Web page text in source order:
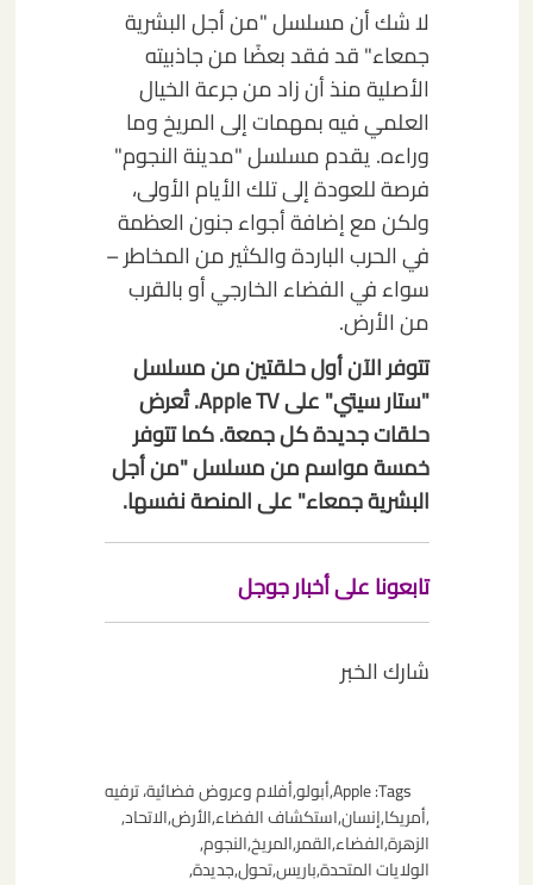
لا شك أن مسلسل "من أجل البشرية
جمعاء" قد فقد بعضًا من جاذبيته
الأصلية منذ أن زاد من جرعة الخيال
العلمي فيه بمهمات إلى المريخ وما
وراءه. يقدم مسلسل "مدينة النجوم"
فرصة للعودة إلى تلك الأيام الأولى،
ولكن مع إضافة أجواء جنون العظمة
في الحرب الباردة والكثير من المخاطر –
سواء في الفضاء الخارجي أو بالقرب
من الأرض.
تتوفر الآن أول حلقتين من مسلسل
"ستار سيتي" على Apple TV. تُعرض
حلقات جديدة كل جمعة. كما تتوفر
خمسة مواسم من مسلسل "من أجل
البشرية جمعاء" على المنصة نفسها.
تابعونا على أخبار جوجل
شارك الخبر
Tags:
Apple
,أبولو,أفلام وعروض فضائية، ترفيه
,أمريكا,إنسان,استكشاف الفضاء,الأرض,الاتحاد,
الزهرة,الفضاء,القمر,المريخ,النجوم,
الولايات المتحدة,باريس,تحول,جديدة,